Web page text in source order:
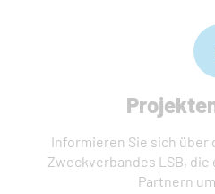
Informieren Sie sich über
Zweckverbandes LSB,
Partnern